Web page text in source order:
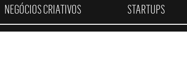
NEGÓCIOS CRIATIVOS STARTUPS